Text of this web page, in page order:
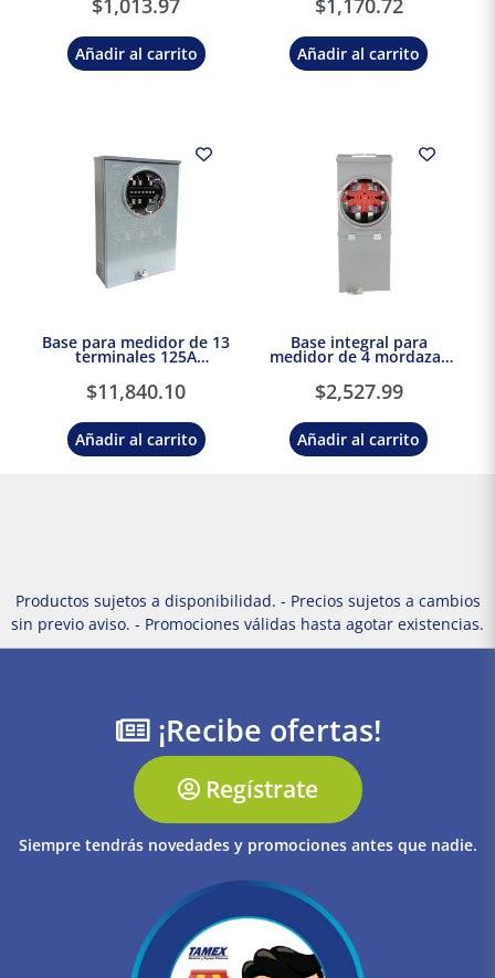
$1,013.97
Añadir al carrito
$1,170.72
Añadir al carrito
Base para medidor de 13
terminales 125A
$11,840.10
Añadir al carrito
Base integral para
medidor de 4 mordazas
$2,527.99
Añadir al carrito
Productos sujetos a disponibilidad. - Precios sujetos a cambios
sin previo aviso. - Promociones válidas hasta agotar existencias.
¡Recibe ofertas!
Regístrate
Siempre tendrás novedades y promociones antes que nadie.